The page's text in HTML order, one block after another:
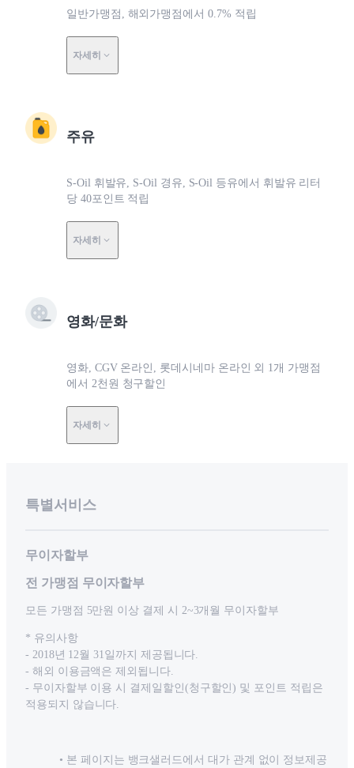
일반가맹점, 해외가맹점에서 0.7% 적립
자세히
주유
S-Oil 휘발유, S-Oil 경유, S-Oil 등유에서 휘발유 리터
당 40포인트 적립
자세히
영화/문화
영화, CGV 온라인, 롯데시네마 온라인 외 1개 가맹점
에서 2천원 청구할인
자세히
특별서비스
무이자할부
전 가맹점 무이자할부
모든 가맹점 5만원 이상 결제 시 2~3개월 무이자할부
* 유의사항
- 2018년 12월 31일까지 제공됩니다.
- 해외 이용금액은 제외됩니다.
- 무이자할부 이용 시 결제일할인(청구할인) 및 포인트 적립은
적용되지 않습니다.
본 페이지는 뱅크샐러드에서 대가 관계 없이 정보제공